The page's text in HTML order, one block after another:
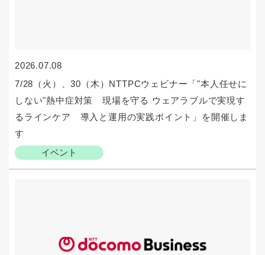
2026.07.08
イベント
7/28（火）、30（木）NTTPCウェビナー「"本人任せに
しない"熱中症対策 現場を守る ウェアラブルで実現す
るラインケア 導入と運用の実践ポイント」を開催しま
す